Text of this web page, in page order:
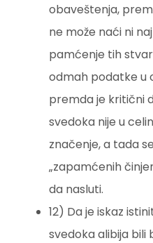
obaveštenja,
ne može naći ni
pamćenje tih
odmah podatke u
premda je kritični
svedoka nije u
značenje, a tada
„zapamćenih
da nasluti.
12) Da je iskaz
svedoka alibija bili